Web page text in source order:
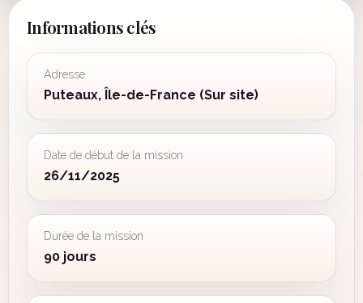
Informations clés
Adresse
Puteaux, Île-de-France (Sur site)
Date de début de la mission
26/11/2025
Durée de la mission
90 jours